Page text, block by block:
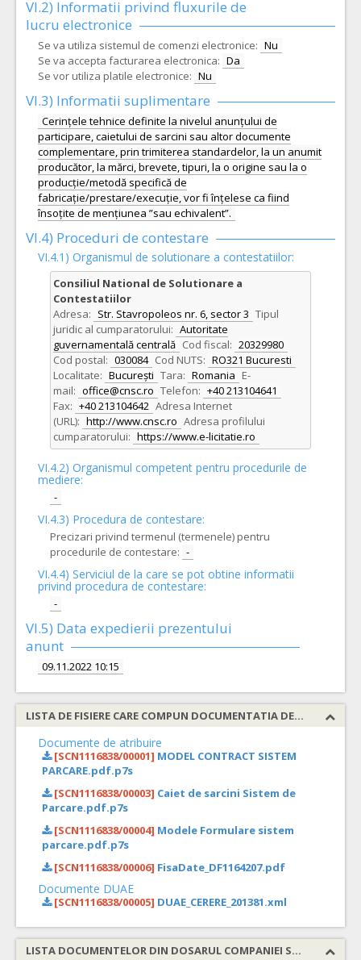
VI.2) Informatii privind fluxurile de
lucru electronice
Se va utiliza sistemul de comenzi electronice: Nu
Se va accepta facturarea electronica: Da
Se vor utiliza platile electronice: Nu
VI.3) Informatii suplimentare
Cerințele tehnice definite la nivelul anunțului de
participare, caietului de sarcini sau altor documente
complementare, prin trimiterea standardelor, la un anumit
producător, la mărci, brevete, tipuri, la o origine sau la o
producție/metodă specifică de
fabricație/prestare/execuție, vor fi înțelese ca fiind
însoțite de mențiunea ”sau echivalent”.
VI.4) Proceduri de contestare
VI.4.1) Organismul de solutionare a contestatiilor:
Consiliul National de Solutionare a
Contestatiilor
Adresa: Str. Stavropoleos nr. 6, sector 3 Tipul
juridic al cumparatorului: Autoritate
guvernamentală centrală Cod fiscal: 20329980
Cod postal: 030084 Cod NUTS: RO321 Bucuresti
Localitate: București Tara: Romania E-
mail: office@cnsc.ro Telefon: +40 213104641
Fax: +40 213104642 Adresa Internet
(URL): http://www.cnsc.ro Adresa profilului
cumparatorului: https://www.e-licitatie.ro
VI.4.2) Organismul competent pentru procedurile de
mediere:
-
VI.4.3) Procedura de contestare:
Precizari privind termenul (termenele) pentru
procedurile de contestare: -
VI.4.4) Serviciul de la care se pot obtine informatii
privind procedura de contestare:
-
VI.5) Data expedierii prezentului
anunt
09.11.2022 10:15
LISTA DE FISIERE CARE COMPUN DOCUMENTATIA DE ATRIBUIRE
Documente de atribuire
[SCN1116838/00001] MODEL CONTRACT SISTEM
PARCARE.pdf.p7s
[SCN1116838/00003] Caiet de sarcini Sistem de
Parcare.pdf.p7s
[SCN1116838/00004] Modele Formulare sistem
parcare.pdf.p7s
[SCN1116838/00006] FisaDate_DF1164207.pdf
Documente DUAE
[SCN1116838/00005] DUAE_CERERE_201381.xml
LISTA DOCUMENTELOR DIN DOSARUL COMPANIEI SOLICITATE